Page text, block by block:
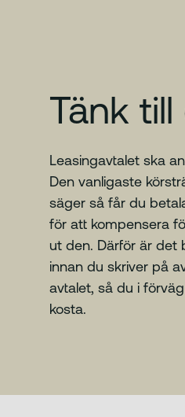
Tänk
Leasingavtalet ska
Den vanligaste
säger så får du
för att kompensera
ut den. Därför är det
innan du skriver på
avtalet, så du i
kosta.